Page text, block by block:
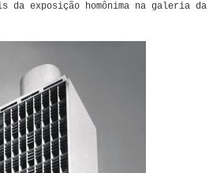
da exposição homônima na galeria da